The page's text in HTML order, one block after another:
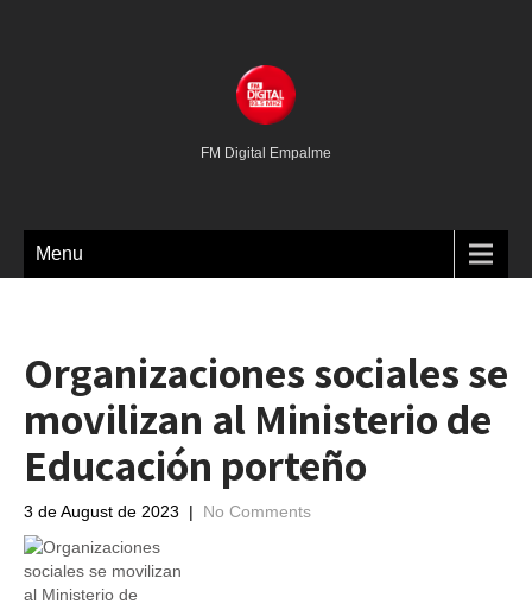
FM Digital Empalme
Menu
Organizaciones sociales se
movilizan al Ministerio de
Educación porteño
3 de August de 2023 | No Comments